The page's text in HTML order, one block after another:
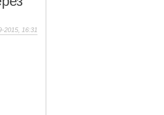
2015, 16:31